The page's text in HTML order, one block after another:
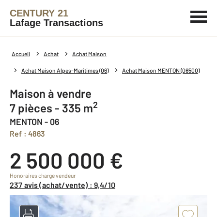
CENTURY 21
Lafage Transactions
Accueil Achat Achat Maison
Achat Maison Alpes-Maritimes (06) Achat Maison MENTON (06500)
Maison à vendre
7 pièces - 335 m2
MENTON - 06
Ref : 4863
2 500 000 €
Honoraires charge vendeur
237 avis (achat/vente) : 9,4/10